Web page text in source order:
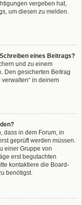
vergeben hat,
um diesen zu melden.
eines Beitrags?
und zu einem
Den gesicherten Beitrag
verwalten“ in deinem
dass in dem Forum, in
geprüft werden müssen.
einer Gruppe von
erst begutachten
kontaktiere die Board-
benötigst.